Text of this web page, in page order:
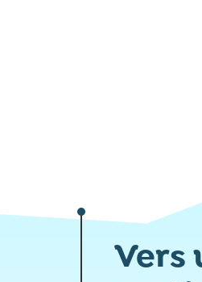
Vers